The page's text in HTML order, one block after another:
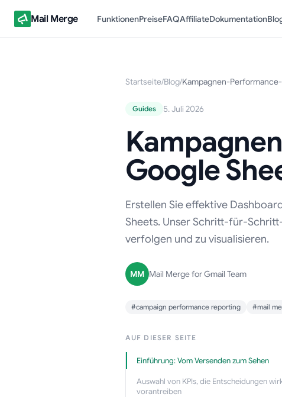
Mail Merge FunktionenPreiseFAQAffiliateDokumentation
Startseite/Blog/Kampagnen-
Guides 5. Juli 2026
Google
Erstellen Sie effektive
Sheets. Unser Schritt-für-
verfolgen und zu visualisieren.
MM Mail Merge for Gmail Team
#campaign performance reporting #mail
AUF DIESER SEITE
Einführung: Vom Versenden zum Sehen
Auswahl von KPIs, die Entscheidungen
vorantreiben